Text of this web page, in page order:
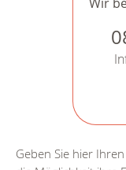
Geben Sie hier